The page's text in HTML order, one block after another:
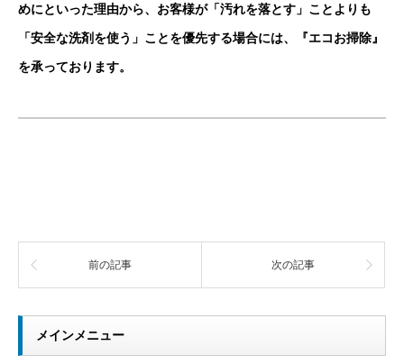
めにといった理由から、お客様が「汚れを落とす」ことよりも
「安全な洗剤を使う」ことを優先する場合には、『エコお掃除』
を承っております。
前の記事 次の記事
メインメニュー